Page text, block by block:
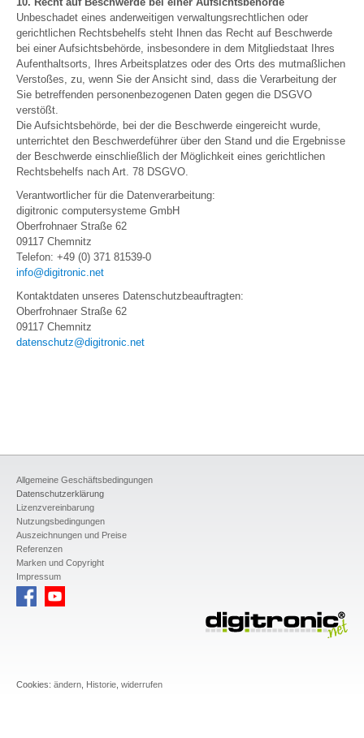
Unbeschadet eines anderweitigen verwaltungsrechtlichen oder
gerichtlichen Rechtsbehelfs steht Ihnen das Recht auf Beschwerde
bei einer Aufsichtsbehörde, insbesondere in dem Mitgliedstaat Ihres
Aufenthaltsorts, Ihres Arbeitsplatzes oder des Orts des mutmaßlichen
Verstoßes, zu, wenn Sie der Ansicht sind, dass die Verarbeitung der
Sie betreffenden personenbezogenen Daten gegen die DSGVO
verstößt.
Die Aufsichtsbehörde, bei der die Beschwerde eingereicht wurde,
unterrichtet den Beschwerdeführer über den Stand und die Ergebnisse
der Beschwerde einschließlich der Möglichkeit eines gerichtlichen
Rechtsbehelfs nach Art. 78 DSGVO.
Verantwortlicher für die Datenverarbeitung:
digitronic computersysteme GmbH
Oberfrohnaer Straße 62
09117 Chemnitz
Telefon: +49 (0) 371 81539-0
info@digitronic.net
Kontaktdaten unseres Datenschutzbeauftragten:
Oberfrohnaer Straße 62
09117 Chemnitz
datenschutz@digitronic.net
Allgemeine Geschäftsbedingungen
Datenschutzerklärung
Lizenzvereinbarung
Nutzungsbedingungen
Auszeichnungen und Preise
Referenzen
Marken und Copyright
Impressum
Cookies: ändern Historie widerrufen